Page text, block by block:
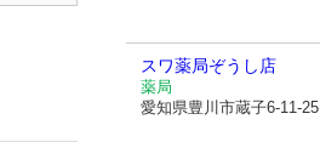
スワ薬局ぞうし店
薬局
愛知県豊川市蔵子6-11-25